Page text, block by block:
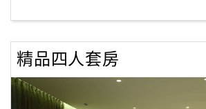
客
服
聯
單
精品四人套房